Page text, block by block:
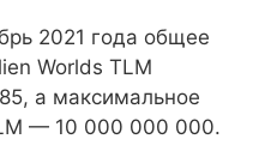
2021 года общее
Worlds TLM
а максимальное
— 10 000 000 000.